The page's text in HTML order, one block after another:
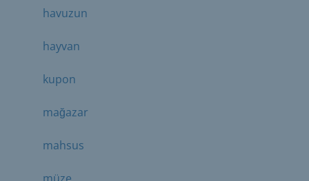
havuzun
hayvan
kupon
mağazar
mahsus